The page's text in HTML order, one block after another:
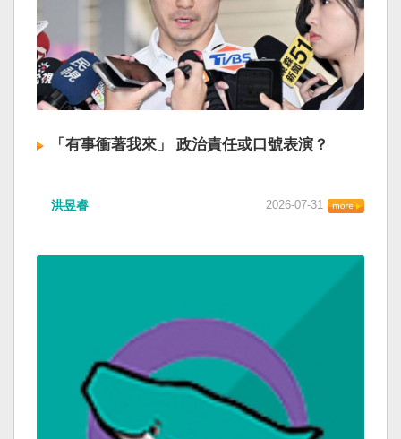
「有事衝著我來」 政治責任或口號表演？
洪昱睿 2026-07-31